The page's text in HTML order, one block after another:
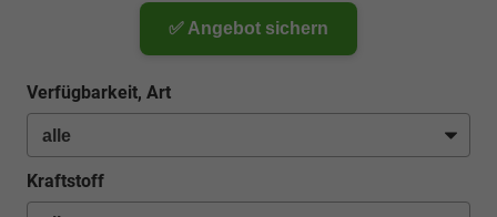
✅ Angebot sichern
Verfügbarkeit, Art
Kraftstoff